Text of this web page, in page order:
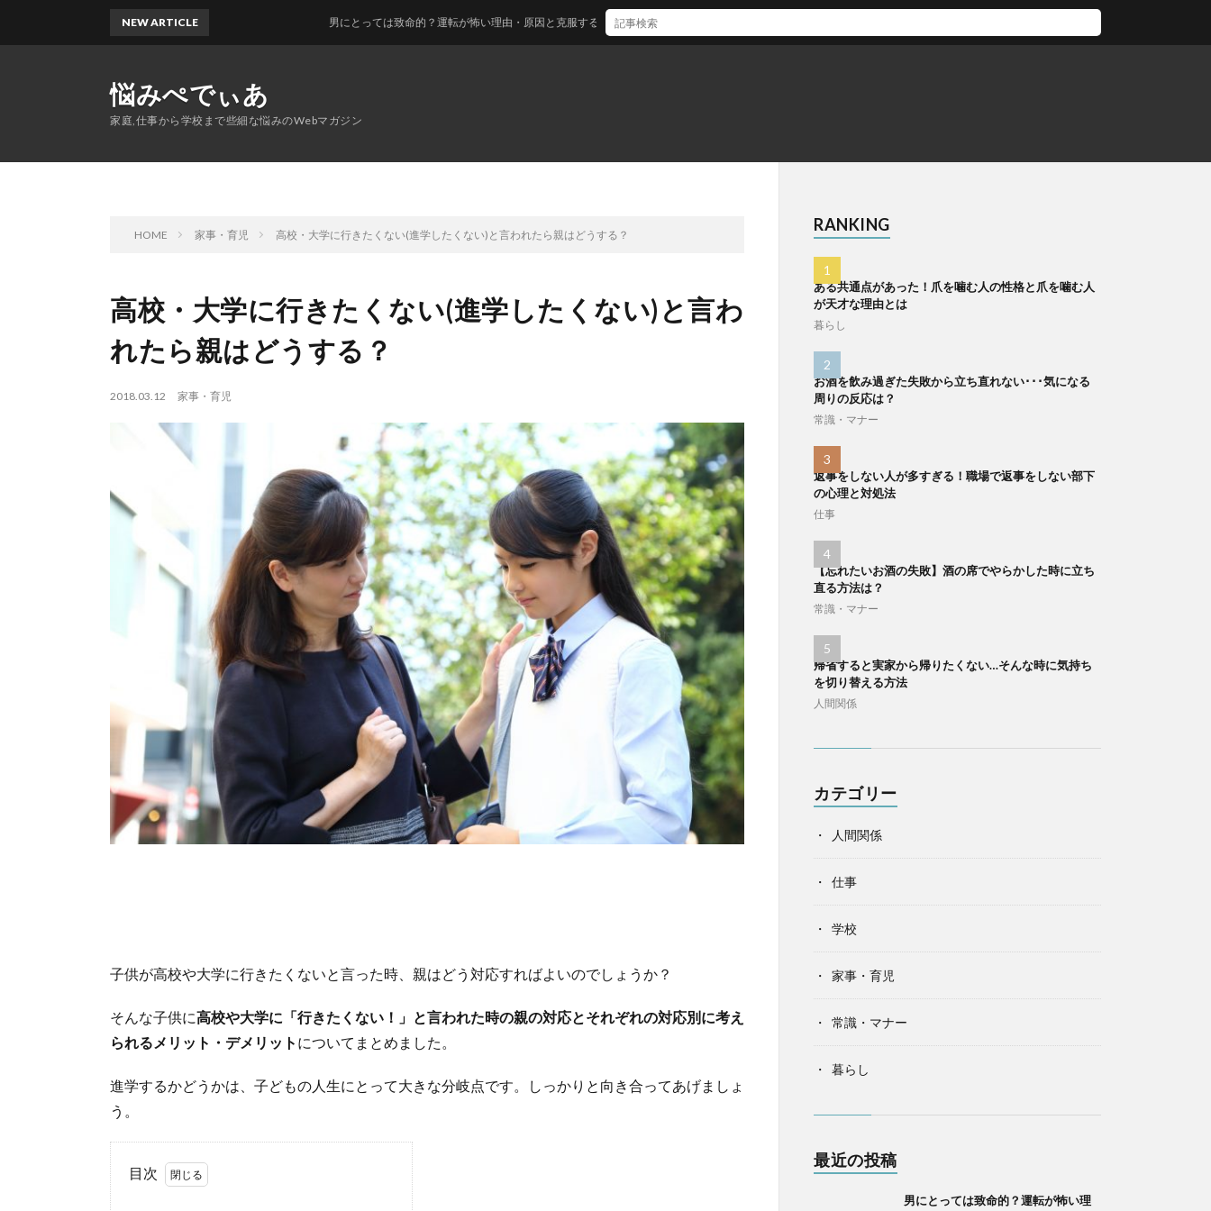
悩みぺでぃあ
家庭,仕事から学校まで些細な悩みのWebマガジン
NEW ARTICLE 男にとっては致命的？運転が怖い理由・原因と克服する方法とは？
HOME 家事・育児 高校・大学に行きたくない(進学したくない)と言われたら親はどうする？
高校・大学に行きたくない(進学したくない)と言わ
れたら親はどうする？
2018.03.12 家事・育児
子供が高校や大学に行きたくないと言った時、親はどう対応すればよいのでしょうか？
そんな子供に高校や大学に「行きたくない！」と言われた時の親の対応とそれぞれの対応別に考え
られるメリット・デメリット についてまとめました。
進学するかどうかは、子どもの人生にとって大きな分岐点です。しっかりと向き合ってあげましょ
う。
目次
RANKING
ある共通点があった！爪を噛む人の性格と爪を噛む人
が天才な理由とは
暮らし
お酒を飲み過ぎた失敗から立ち直れない･･･気になる
周りの反応は？
常識・マナー
返事をしない人が多すぎる！職場で返事をしない部下
の心理と対処法
仕事
【忘れたいお酒の失敗】酒の席でやらかした時に立ち
直る方法は？
常識・マナー
帰省すると実家から帰りたくない…そんな時に気持ち
を切り替える方法
人間関係
カテゴリー
人間関係
仕事
学校
家事・育児
常識・マナー
暮らし
最近の投稿
男にとっては致命的？運転が怖い理